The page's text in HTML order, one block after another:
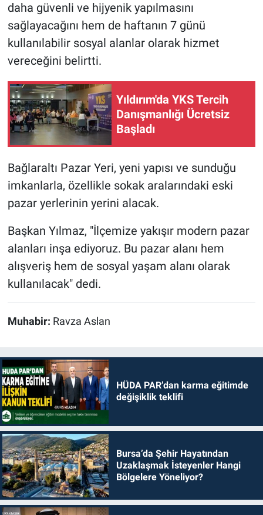
daha güvenli ve hijyenik yapılmasını
sağlayacağını hem de haftanın 7 günü
kullanılabilir sosyal alanlar olarak hizmet
vereceğini belirtti.
Yıldırım'da YKS Tercih
Danışmanlığı Ücretsiz
Başladı
Bağlaraltı Pazar Yeri, yeni yapısı ve sunduğu
imkanlarla, özellikle sokak aralarındaki eski
pazar yerlerinin yerini alacak.
Başkan Yılmaz, "İlçemize yakışır modern pazar
alanları inşa ediyoruz. Bu pazar alanı hem
alışveriş hem de sosyal yaşam alanı olarak
kullanılacak" dedi.
Muhabir: Ravza Aslan
HÜDA PAR’dan karma eğitimde
değişiklik teklifi
Bursa’da Şehir Hayatından
Uzaklaşmak İsteyenler Hangi
Bölgelere Yöneliyor?